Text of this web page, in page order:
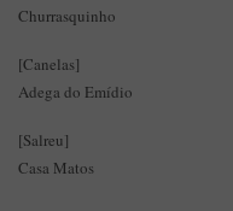
Churrasquinho
[Canelas]
Adega do Emídio
[Salreu]
Casa Matos